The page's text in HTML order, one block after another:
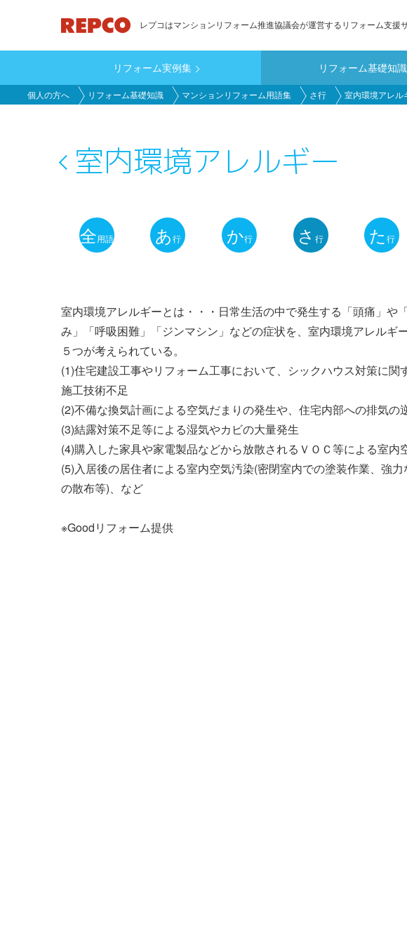
ン
ン
テ
レプコはマンションリフォーム推進協議会が運営するリフォーム支援
main_customer
リフォーム実例集 リフォーム基礎知識
個人の方へ リフォーム基礎知識 マンションリフォーム用語集 さ行 室内環境アレル
室内環境アレルギー
用
解
説
ナ
ビ
ゲ
ー
シ
ョ
全用語 あ行 か行 さ行 た 行
室内環境アレルギーとは・・・日常生活の中で発生する「頭痛」や
み」「呼吸困難」「ジンマシン」などの症状を、室内環境アレルギ
５つが考えられている。
(1)住宅建設工事やリフォーム工事において、シックハウス対策に
施工技術不足
(2)不備な換気計画による空気だまりの発生や、住宅内部への排気の
(3)結露対策不足等による湿気やカビの大量発生
(4)購入した家具や家電製品などから放散されるＶＯＣ等による室内
(5)入居後の居住者による室内空気汚染(密閉室内での塗装作業、強
の散布等)、など
※Goodリフォーム提供